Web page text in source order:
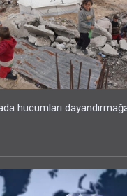
ölkədən qaçdı
hücumları dayandırmağa